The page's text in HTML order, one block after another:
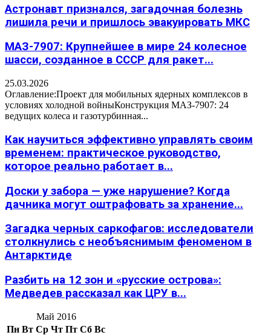
Астронавт признался, загадочная болезнь
лишила речи и пришлось эвакуировать МКС
МАЗ-7907: Крупнейшее в мире 24 колесное
шасси, созданное в СССР для ракет...
25.03.2026
Оглавление:Проект для мобильных ядерных комплексов в
условиях холодной войныКонструкция МАЗ-7907: 24
ведущих колеса и газотурбинная...
Как научиться эффективно управлять своим
временем: практическое руководство,
которое реально работает в...
Доски у забора — уже нарушение? Когда
дачника могут оштрафовать за хранение...
Загадка черных саркофагов: исследователи
столкнулись с необъяснимым феноменом в
Антарктиде
Разбить на 12 зон и «русские острова»:
Медведев рассказал как ЦРУ в...
Май 2016
Пн Вт Ср Чт Пт Сб Вс